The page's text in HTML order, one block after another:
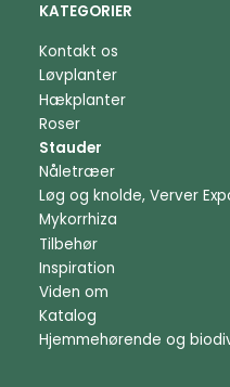
KATEGORIER
Kontakt os
Løvplanter
Hækplanter
Roser
Stauder
Nåletræer
Løg og knolde, Verver
Mykorrhiza
Tilbehør
Inspiration
Viden om
Katalog
Hjemmehørende og